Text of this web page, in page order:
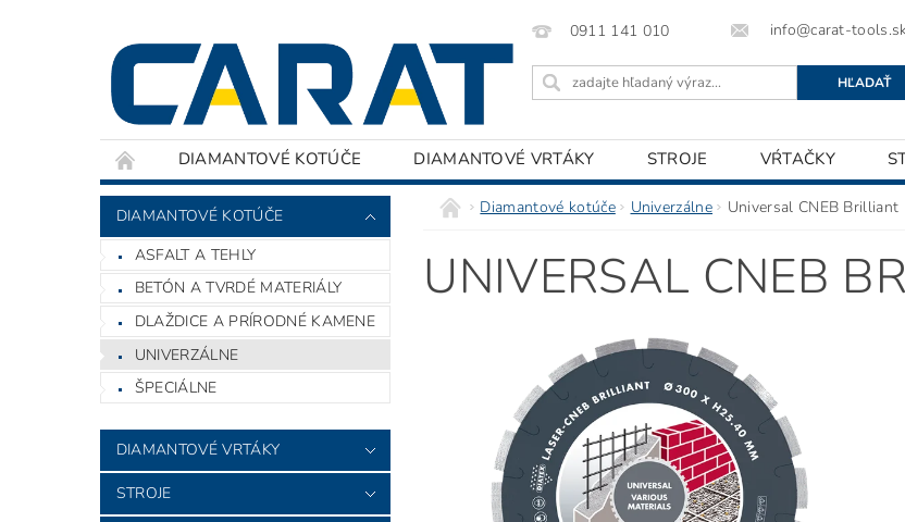
0911 141 010 info@carat-
DIAMANTOVÉ KOTÚČE DIAMANTOVÉ VRTÁKY STROJE VŔTAČKY
DIAMANTOVÉ KOTÚČE
ASFALT A TEHLY
BETÓN A TVRDÉ MATERIÁLY
DLAŽDICE A PRÍRODNÉ KAMENE
UNIVERZÁLNE
ŠPECIÁLNE
DIAMANTOVÉ VRTÁKY
STROJE
Diamantové kotúče Univerzálne Universal CNEB Brilliant
UNIVERSAL CNEB